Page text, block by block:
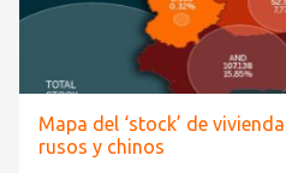
Mapa del ‘stock’ de
rusos y chinos